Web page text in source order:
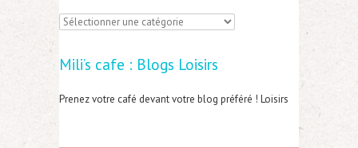
C
t
é
o
Mili’s cafe : Blogs Loisirs
Prenez votre café devant votre blog préféré ! Loisirs